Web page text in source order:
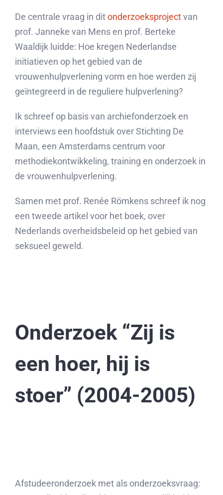
De centrale vraag in ditonderzoeksprojectvan
prof. Janneke van Mens en prof. Berteke
Waaldijk luidde: Hoe kregen Nederlandse
initiatieven op het gebied van de
vrouwenhulpverlening vorm en hoe werden zij
geïntegreerd in de reguliere hulpverlening?
Ik schreef op basis van archiefonderzoek en
interviews een hoofdstuk over Stichting De
Maan, een Amsterdams centrum voor
methodiekontwikkeling, training en onderzoek in
de vrouwenhulpverlening.
Samen met prof. Renée Römkens schreef ik nog
een tweede artikel voor het boek, over
Nederlands overheidsbeleid op het gebied van
seksueel geweld.
Onderzoek “Zij is
een hoer, hij is
stoer” (2004-2005)
Afstudeeronderzoek met als onderzoeksvraag: